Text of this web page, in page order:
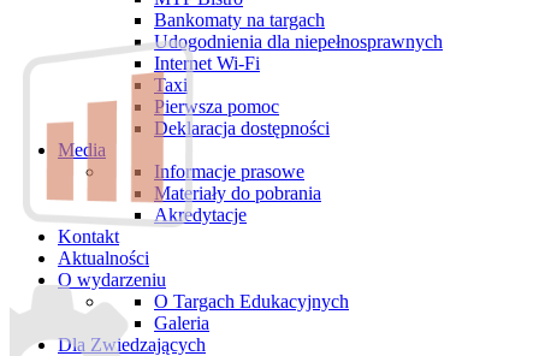
Bankomaty na targach
Udogodnienia dla niepełnosprawnych
Internet Wi-Fi
Taxi
Pierwsza pomoc
Deklaracja dostępności
Media
Informacje prasowe
Materiały do pobrania
Akredytacje
Kontakt
Aktualności
O wydarzeniu
O Targach Edukacyjnych
Galeria
Dla Zwiedzających